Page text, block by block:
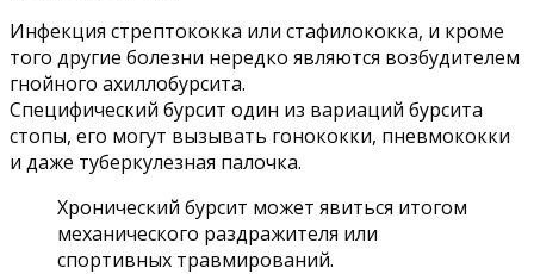
Инфекция стрептококка или стафилококка, и кроме
того другие болезни нередко являются возбудителем
гнойного ахиллобурсита.
Специфический бурсит один из вариаций бурсита
стопы, его могут вызывать гонококки, пневмококки
и даже туберкулезная палочка.
Хронический бурсит может явиться итогом
механического раздражителя или
спортивных травмирований.